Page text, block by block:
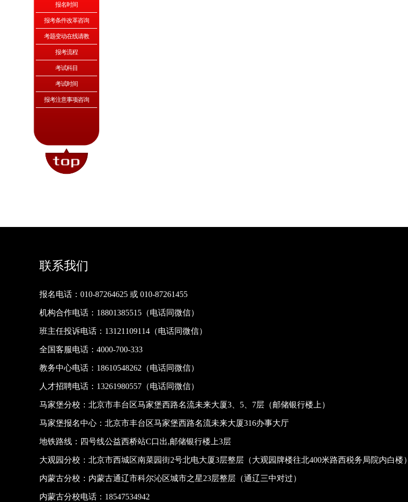
联系我们
报名电话：010-87264625 或 010-87261455
机构合作电话：18801385515（电话同微信）
班主任投诉电话：13121109114（电话同微信）
全国客服电话：4000-700-333
教务中心电话：18610548262（电话同微信）
人才招聘电话：13261980557（电话同微信）
马家堡分校：北京市丰台区马家堡西路名流未来大厦3、5、7层（邮储银行楼上）
马家堡报名中心：北京市丰台区马家堡西路名流未来大厦316办事大厅
地铁路线：四号线公益西桥站C口出,邮储银行楼上3层
大观园分校：北京市西城区南菜园街2号北电大厦3层整层（大观园牌楼往北400米路西税务局院内白楼）
内蒙古分校：内蒙古通辽市科尔沁区城市之星23层整层（通辽三中对过）
内蒙古分校电话：18547534942
报名时间
报考条件改革咨询
考题变动在线请教
报考流程
考试科目
考试时间
报考注意事项咨询